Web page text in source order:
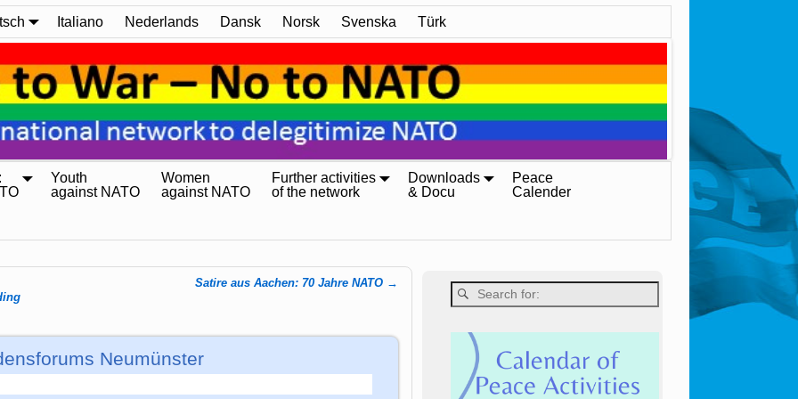
Italiano Nederlands Dansk Norsk Svenska Türk
Youth
against NATO
Women
against NATO
Further activities
of the network
Downloads
& Docu
Peace
Calender
Satire aus Aachen: 70 Jahre NATO →
Neumünster